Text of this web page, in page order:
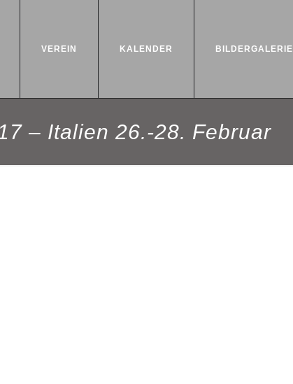
VEREIN KALENDER BILDERGALERIE
– Italien 26.-28. Februar